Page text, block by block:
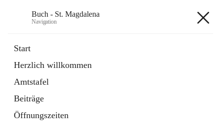
Buch - St. Magdalena
Navigation
Start
Herzlich willkommen
Amtstafel
Beiträge
Öffnungszeiten
11 Schnellzugriffe
Bürgerservice
10 Schnellzugriffe